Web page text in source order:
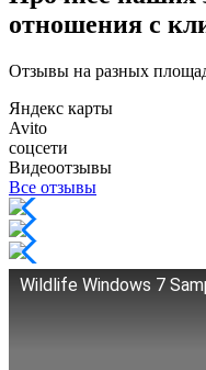
отношения с
Отзывы на разных
Яндекс карты
Avito
соцсети
Видеоотзывы
Все отзывы
Wildlife Windows 7